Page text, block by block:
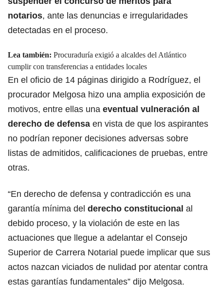
notarios, ante las denuncias e irregularidades
detectadas en el proceso.
Lea también: Procuraduría exigió a alcaldes del Atlántico
cumplir con transferencias a entidades locales
En el oficio de 14 páginas dirigido a Rodríguez, el
procurador Melgosa hizo una amplia exposición de
motivos, entre ellas una eventual vulneración al
derecho de defensa en vista de que los aspirantes
no podrían reponer decisiones adversas sobre
listas de admitidos, calificaciones de pruebas, entre
otras.
“En derecho de defensa y contradicción es una
garantía mínima del derecho constitucional al
debido proceso, y la violación de este en las
actuaciones que llegue a adelantar el Consejo
Superior de Carrera Notarial puede implicar que sus
actos nazcan viciados de nulidad por atentar contra
estas garantías fundamentales” dijo Melgosa.